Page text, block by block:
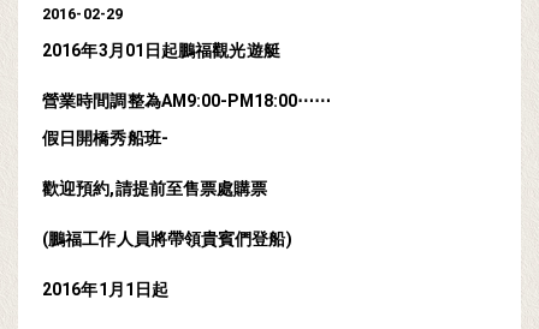
2016-02-29
2016年3月01日起鵬福觀光遊艇
營業時間調整為AM9:00-PM18:00⋯⋯
假日開橋秀船班-
歡迎預約,請提前至售票處購票
(鵬福工作人員將帶領貴賓們登船)
2016年1月1日起